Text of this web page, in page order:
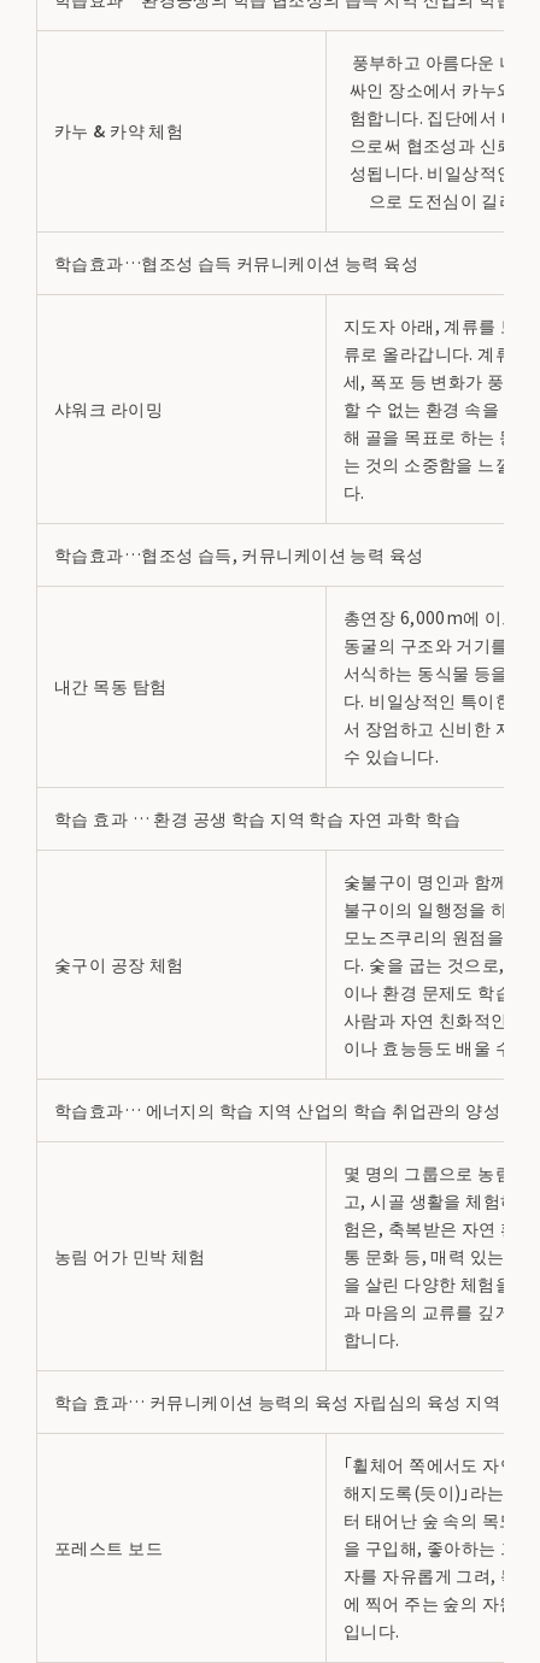
카누 & 카약 체험
풍부하고 아름다운 나무
싸인 장소에서 카누와
험합니다. 집단에서 배
으로써 협조성과 신뢰
성됩니다. 비일상적인
으로 도전심이 길러집
학습효과…협조성 습득 커뮤니케이션 능력 육성
샤워크 라이밍
지도자 아래, 계류를 보
류로 올라갑니다. 계류는
세, 폭포 등 변화가 풍부
할 수 없는 환경 속을 흐
해 골을 목표로 하는 동안
는 것의 소중함을 느낄 수
다.
학습효과…협조성 습득, ​​커뮤니케이션 능력 육성
내간 목동 탐험
총연장 6,000m에 이르
동굴의 구조와 거기를 흐
서식하는 동식물 등을 관
다. 비일상적인 특이한 자
서 장엄하고 신비한 자연
수 있습니다.
학습 효과 … 환경 공생 학습 지역 학습 자연 과학 학습
숯구이 공장 체험
숯불구이 명인과 함께 실
불구이의 일행정을 하고,
모노즈쿠리의 원점을 체
다. 숯을 굽는 것으로, 자
이나 환경 문제도 학습할
사람과 자연 친화적인 이
이나 효능등도 배울 수 있
학습효과… 에너지의 학습 지역 산업의 학습 취업관의 양성
농림 어가 민박 체험
몇 명의 그룹으로 농림 어
고, 시골 생활을 체험하는
험은, 축복받은 자연 환
통 문화 등, 매력 있는 지
을 살린 다양한 체험을 통
과 마음의 교류를 깊게 할
합니다.
학습 효과… 커뮤니케이션 능력의 육성 자립심의 육성 지역 학습
포레스트 보드
「휠체어 쪽에서도 자연
해지도록(듯이)」라는 이
터 태어난 숲 속의 목도입
을 구입해, 좋아하는 그
자를 자유롭게 그려, 목
에 찍어 주는 숲의 자원봉
입니다.